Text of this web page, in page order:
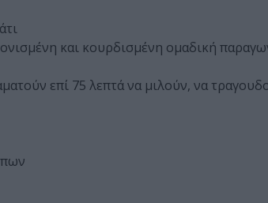
και κουρδισμένη ομαδική
επί 75 λεπτά να μιλούν, να